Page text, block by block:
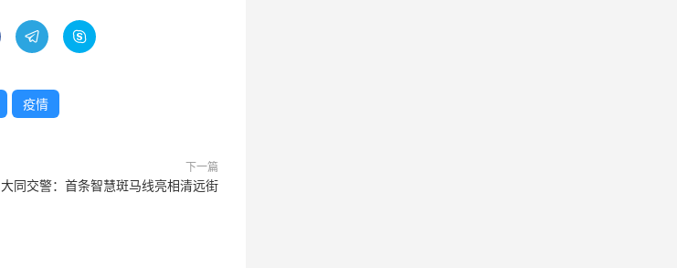
 
疫情
下一篇
大同交警：首条智慧斑马线亮相清远街